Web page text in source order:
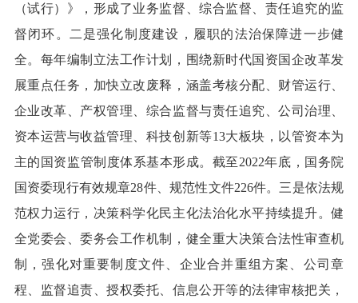
（试行）》，形成了业务监督、综合监督、责任追究的监
督闭环。二是强化制度建设，履职的法治保障进一步健
全。每年编制立法工作计划，围绕新时代国资国企改革发
展重点任务，加快立改废释，涵盖考核分配、财管运行、
企业改革、产权管理、综合监督与责任追究、公司治理、
资本运营与收益管理、科技创新等13大板块，以管资本为
主的国资监管制度体系基本形成。截至2022年底，国务院
国资委现行有效规章28件、规范性文件226件。三是依法规
范权力运行，决策科学化民主化法治化水平持续提升。健
全党委会、委务会工作机制，健全重大决策合法性审查机
制，强化对重要制度文件、企业合并重组方案、公司章
程、监督追责、授权委托、信息公开等的法律审核把关，